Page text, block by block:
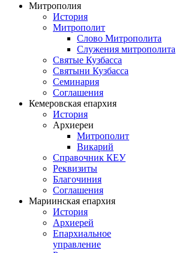
Митрополия
История
Митрополит
Слово Митрополита
Служения митрополита
Святые Кузбасса
Святыни Кузбасса
Семинария
Соглашения
Кемеровская епархия
История
Архиереи
Митрополит
Викарий
Справочник КЕУ
Реквизиты
Благочиния
Соглашения
Мариинская епархия
История
Архиерей
Епархиальное
управление